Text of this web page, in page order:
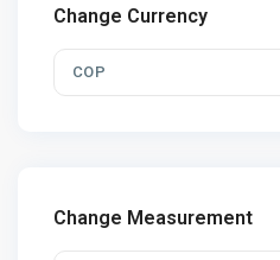
Change Currency
COP
Change Measurement